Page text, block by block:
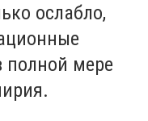
ослабло,
полной мере